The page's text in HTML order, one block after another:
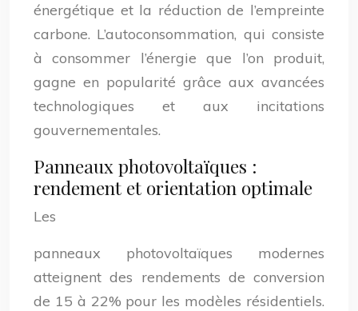
énergétique et la réduction de l’empreinte
carbone. L’autoconsommation, qui consiste
à consommer l’énergie que l’on produit,
gagne en popularité grâce aux avancées
technologiques et aux incitations
gouvernementales.
Panneaux photovoltaïques :
rendement et orientation optimale
Les
panneaux photovoltaïques modernes
atteignent des rendements de conversion
de 15 à 22% pour les modèles résidentiels.